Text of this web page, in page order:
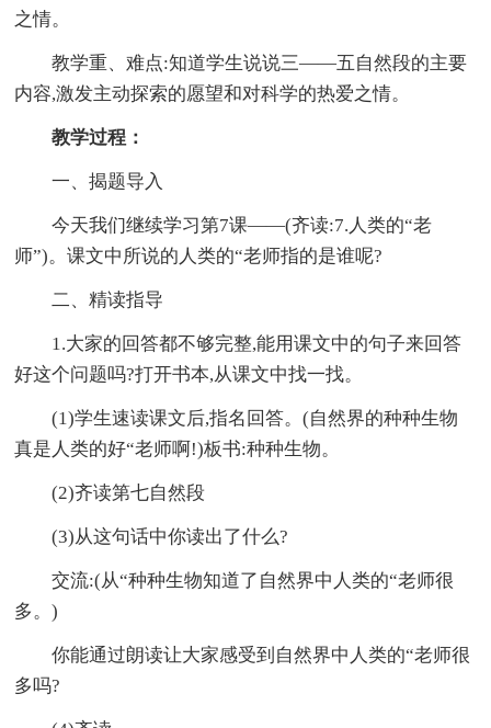
之情。
教学重、难点:知道学生说说三——五自然段的主要
内容,激发主动探索的愿望和对科学的热爱之情。
教学过程：
一、揭题导入
今天我们继续学习第7课——(齐读:7.人类的“老
师”)。课文中所说的人类的“老师指的是谁呢?
二、精读指导
1.大家的回答都不够完整,能用课文中的句子来回答
好这个问题吗?打开书本,从课文中找一找。
(1)学生速读课文后,指名回答。(自然界的种种生物
真是人类的好“老师啊!)板书:种种生物。
(2)齐读第七自然段
(3)从这句话中你读出了什么?
交流:(从“种种生物知道了自然界中人类的“老师很
多。)
你能通过朗读让大家感受到自然界中人类的“老师很
多吗?